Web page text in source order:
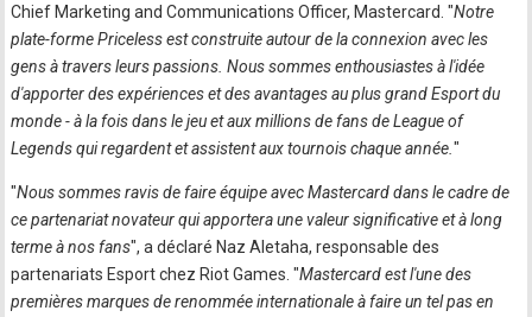
Chief Marketing and Communications Officer, Mastercard. "Notre
plate-forme Priceless est construite autour de la connexion avec les
gens à travers leurs passions. Nous sommes enthousiastes à l'idée
d'apporter des expériences et des avantages au plus grand Esport du
monde - à la fois dans le jeu et aux millions de fans de League of
Legends qui regardent et assistent aux tournois chaque année."
"Nous sommes ravis de faire équipe avec Mastercard dans le cadre de
ce partenariat novateur qui apportera une valeur significative et à long
terme à nos fans", a déclaré Naz Aletaha, responsable des
partenariats Esport chez Riot Games. "Mastercard est l'une des
premières marques de renommée internationale à faire un tel pas en